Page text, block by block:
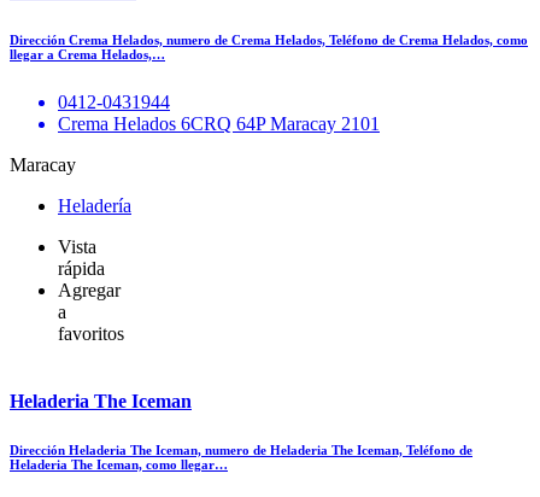
Dirección Crema Helados, numero de Crema Helados, Teléfono de Crema Helados, como
llegar a Crema Helados,…
0412-0431944
Crema Helados 6CRQ 64P Maracay 2101
Maracay
Heladería
Vista
rápida
Agregar
a
favoritos
Heladeria The Iceman
Dirección Heladeria The Iceman, numero de Heladeria The Iceman, Teléfono de
Heladeria The Iceman, como llegar…